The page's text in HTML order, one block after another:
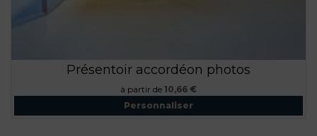
Présentoir accordéon photos
à partir de Prix
10,66 €
Personnaliser